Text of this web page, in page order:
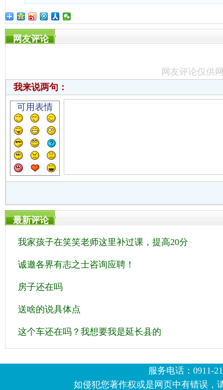
网友评论
网友评论仅供
我来说两句：
可用表情
最新评论
我家孩子在笑笑老师这里补过课，提高20分
诚邀各界有志之士咨询应聘！
房子还在吗
送啥的说具体点
这个车还在吗？我想要我是延长县的
服务电话：0911-
如侵犯您著作权或是网页中有错误，